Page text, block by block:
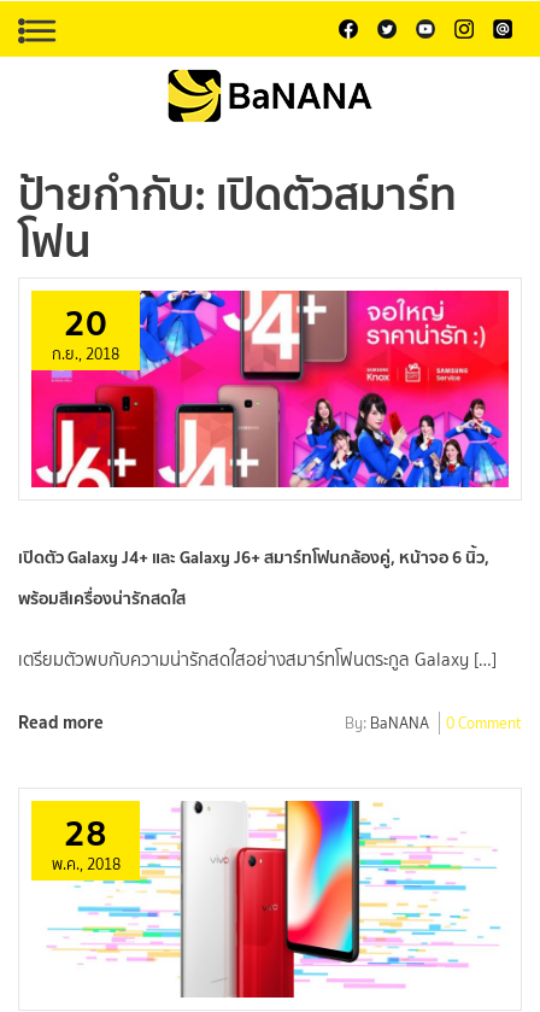
ป้ายกำกับ: เปิดตัวสมาร์ท
โฟน
20
ก.ย., 2018
เปิดตัว Galaxy J4+ และ Galaxy J6+ สมาร์ทโฟนกล้องคู่, หน้าจอ 6 นิ้ว,
พร้อมสีเครื่องน่ารักสดใส
เตรียมตัวพบกับความน่ารักสดใสอย่างสมาร์ทโฟนตระกูล Galaxy […]
Read more By: BaNANA 0 Comment
28
พ.ค., 2018